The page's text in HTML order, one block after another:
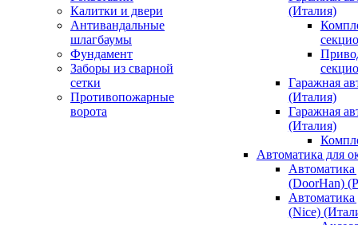
Калитки и двери
Антивандальные
шлагбаумы
Фундамент
Заборы из сварной
сетки
Противопожарные
ворота
(Италия)
Гаражная
(Италия)
Гаражная
(Италия)
Автоматика для
Автоматика
(DoorHan)
Автоматика
(Nice)